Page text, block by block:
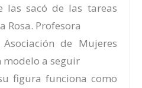
las sacó de las tareas
Rosa. Profesora
de Mujeres
modelo a seguir
figura funciona como